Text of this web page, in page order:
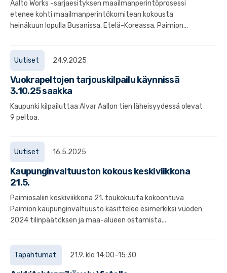
Aalto Works -sarjaesityksen maailmanperintöprosessi
etenee kohti maailmanperintökomitean kokousta
heinäkuun lopulla Busanissa, Etelä-Koreassa. Paimion...
Uutiset 24.9.2025
Vuokrapeltojen tarjouskilpailu käynnissä
3.10.25 saakka
Kaupunki kilpailuttaa Alvar Aallon tien läheisyydessä olevat
9 peltoa.
Uutiset 16.5.2025
Kaupunginvaltuuston kokous keskiviikkona
21.5.
Paimiosaliin keskiviikkona 21. toukokuuta kokoontuva
Paimion kaupunginvaltuusto käsittelee esimerkiksi vuoden
2024 tilinpäätöksen ja maa-alueen ostamista...
Tapahtumat 21.9. klo 14:00–15:30